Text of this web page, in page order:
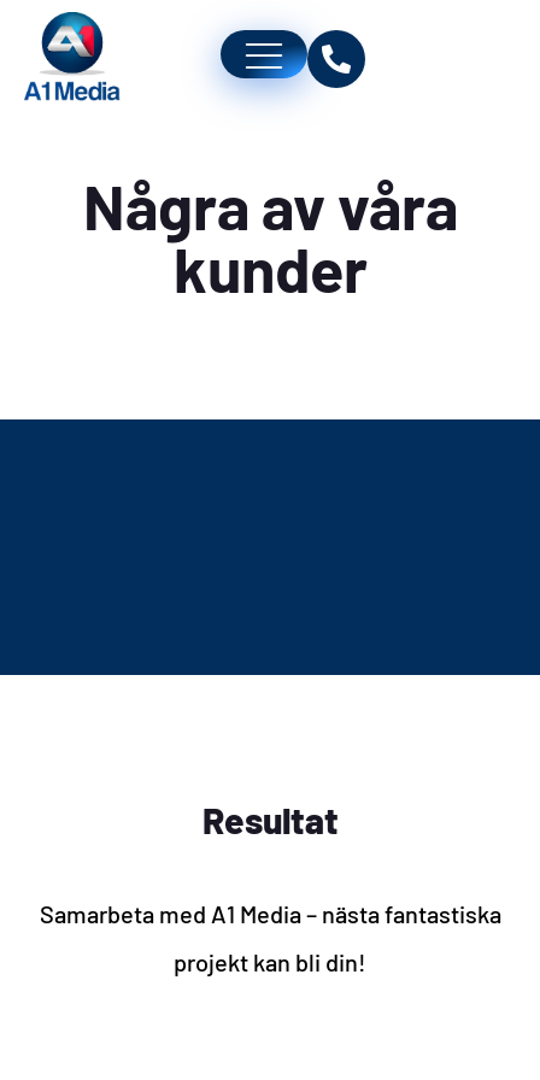
Några av våra
kunder
Resultat
Samarbeta med A1 Media – nästa fantastiska
projekt kan bli din!